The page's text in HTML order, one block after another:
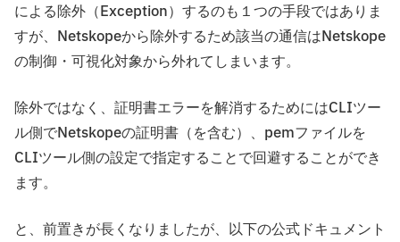
による除外（Exception）するのも１つの手段ではありま
すが、Netskopeから除外するため該当の通信はNetskope
の制御・可視化対象から外れてしまいます。
除外ではなく、証明書エラーを解消するためにはCLIツー
ル側でNetskopeの証明書（を含む）、pemファイルを
CLIツール側の設定で指定することで回避することができ
ます。
と、前置きが長くなりましたが、以下の公式ドキュメント